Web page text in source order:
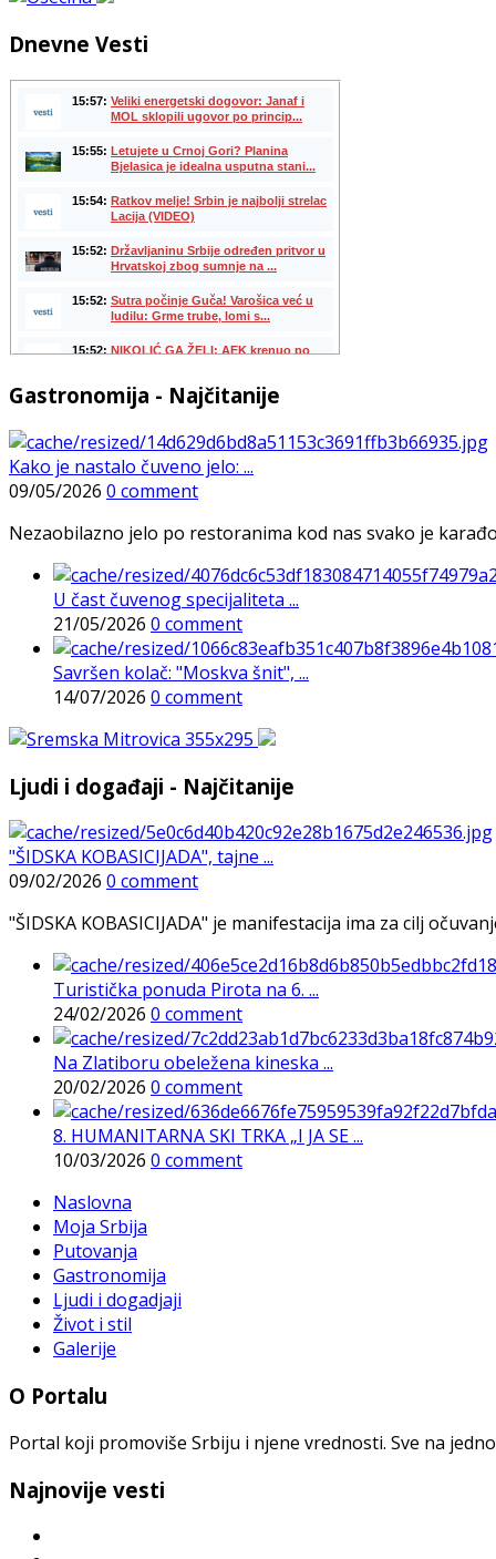
Dnevne Vesti
Gastronomija - Najčitanije
Kako je nastalo čuveno jelo: ...
09/05/2026 0 comment
Nezaobilazno jelo po restoranima kod nas svako je
U čast čuvenog specijaliteta ...
21/05/2026 0 comment
Savršen kolač: "Moskva šnit", ...
14/07/2026 0 comment
Ljudi i događaji - Najčitanije
"ŠIDSKA KOBASICIJADA", tajne ...
09/02/2026 0 comment
"ŠIDSKA KOBASICIJADA" je manifestacija ima za cilj
Turistička ponuda Pirota na 6. ...
24/02/2026 0 comment
Na Zlatiboru obeležena kineska ...
20/02/2026 0 comment
8. HUMANITARNA SKI TRKA „I JA SE ...
10/03/2026 0 comment
Naslovna
Moja Srbija
Putovanja
Gastronomija
Ljudi i dogadjaji
Život i stil
Galerije
O Portalu
Portal koji promoviše Srbiju i njene vrednosti. Sve na
Najnovije vesti